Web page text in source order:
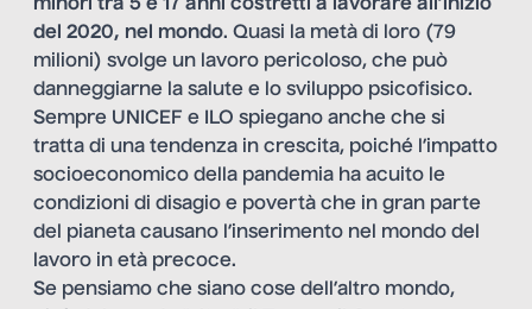
minori tra 5 e 17 anni costretti a lavorare all’inizio
del 2020, nel mondo. Quasi la metà di loro (79
milioni) svolge un lavoro pericoloso, che può
danneggiarne la salute e lo sviluppo psicofisico.
Sempre UNICEF e ILO spiegano anche che si
tratta di una tendenza in crescita, poiché l’impatto
socioeconomico della pandemia ha acuito le
condizioni di disagio e povertà che in gran parte
del pianeta causano l’inserimento nel mondo del
lavoro in età precoce.
Se pensiamo che siano cose dell’altro mondo,